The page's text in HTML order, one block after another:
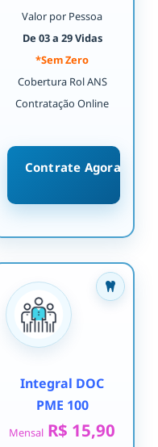
Valor por Pessoa
De 03 a 29 Vidas
*Sem Zero
Cobertura Rol ANS
Contratação Online
Contrate Agora
Integral DOC
PME 100
Mensal R$ 15,90